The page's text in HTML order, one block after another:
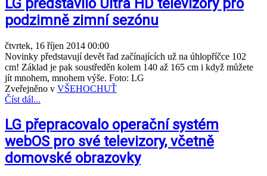
podzimně zimní sezónu
čtvrtek, 16 říjen 2014 00:00
Novinky představují devět řad začínajících už na úhlopříčce 102
cm! Základ je pak soustředěn kolem 140 až 165 cm i když můžete
jít mnohem, mnohem výše. Foto: LG
Zveřejněno v VŠEHOCHUŤ
Číst dál...
LG přepracovalo operační systém
webOS pro své televizory, včetně
domovské obrazovky